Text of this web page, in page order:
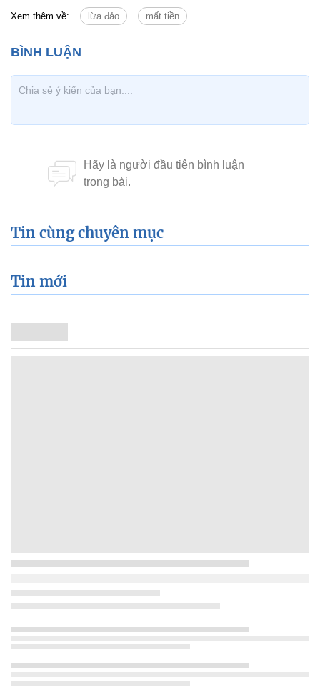
Xem thêm về: lừa đảo mất tiền
Tin cùng chuyên mục
Tin mới